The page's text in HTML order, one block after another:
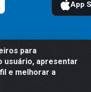
para
usuário, apresentar
e melhorar a
pagamento e frete são
no carrinho de compras do